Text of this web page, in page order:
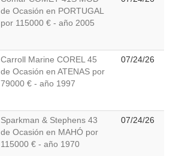
de Ocasión en PORTUGAL
por 115000 € - año 2005
Carroll Marine COREL 45
de Ocasión en ATENAS por
79000 € - año 1997
07/24/26
Sparkman & Stephens 43
de Ocasión en MAHÓ por
115000 € - año 1970
07/24/26